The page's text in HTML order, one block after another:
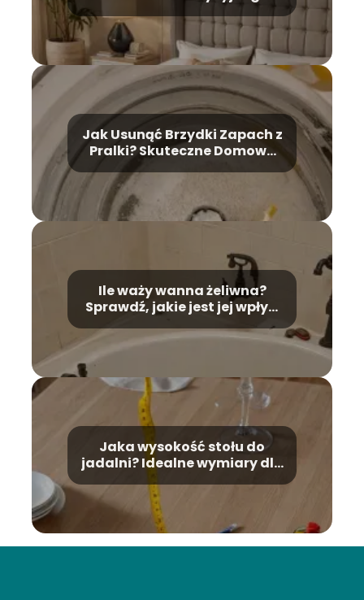
Jak Usunąć Brzydki Zapach z
Pralki? Skuteczne Domowe
Ile waży wanna żeliwna?
Sprawdź, jakie jest jej wpływ
Jaka wysokość stołu do
jadalni? Idealne wymiary dla